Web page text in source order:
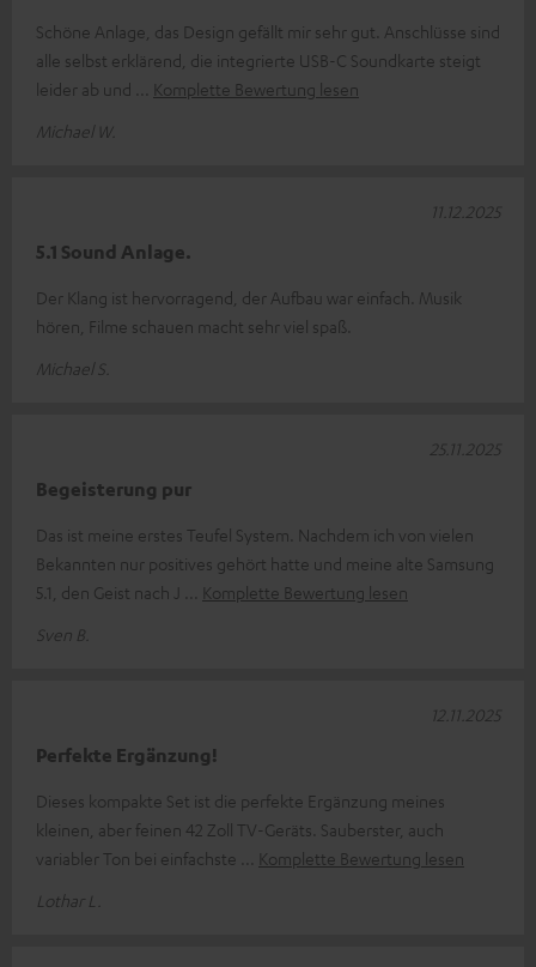
Schöne Anlage, das Design gefällt mir sehr gut. Anschlüsse sind
alle selbst erklärend, die integrierte USB-C Soundkarte steigt
leider ab und
Komplette Bewertung lesen
Michael W.
5.1 Sound Anlage.
Der Klang ist hervorragend, der Aufbau war einfach. Musik
hören, Filme schauen macht sehr viel spaß.
Michael S.
11.12.2025
Begeisterung pur
Das ist meine erstes Teufel System. Nachdem ich von vielen
Bekannten nur positives gehört hatte und meine alte Samsung
5.1, den Geist nach J
Komplette Bewertung lesen
Sven B.
25.11.2025
Perfekte Ergänzung!
Dieses kompakte Set ist die perfekte Ergänzung meines
kleinen, aber feinen 42 Zoll TV-Geräts. Sauberster, auch
variabler Ton bei einfachste
Komplette Bewertung lesen
Lothar L.
12.11.2025